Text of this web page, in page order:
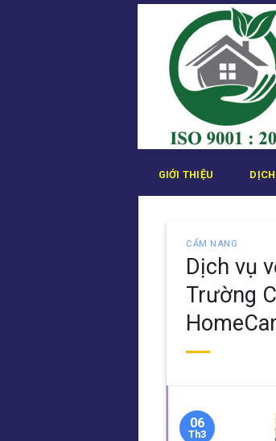
Bỏ
GIỚI THIỆU
CẨM NANG
Dịch vụ
Trường
06
Th3